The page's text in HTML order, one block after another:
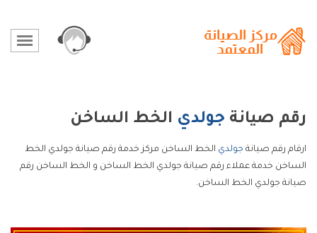
رقم صيانة جولدي الخط الساخن
ارقام رقم صيانة جولدي الخط الساخن مركز خدمة رقم صيانة جولدي الخط
الساخن خدمة عملاء رقم صيانة جولدي الخط الساخن و الخط الساخن رقم
صيانة جولدي الخط الساخن.